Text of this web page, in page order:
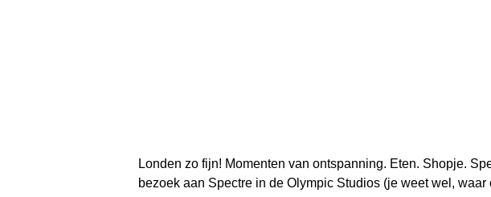
Londen zo fijn! Momenten van ontspanning. Eten. Shopje.
bezoek aan Spectre in de Olympic Studios (je weet wel,